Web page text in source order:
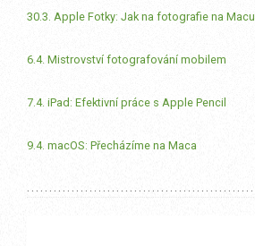
30.3. Apple Fotky: Jak na fotografie na Macu
6.4. Mistrovství fotografování mobilem
7.4. iPad: Efektivní práce s Apple Pencil
9.4. macOS: Přecházíme na Maca